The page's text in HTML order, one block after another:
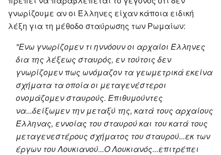
γνωρίζουμε αν οι Έλληνες είχαν κάποια ειδική
λέξη για τη μέθοδο σταύρωσης των Ρωμαίων:
"Eνω γνωρίζομεν τι ηννόουν οι αρχαίοι Έλληνες
δια της λέξεως σταυρός, εν τούτοις δεν
γνωρίζομεν πως ωνόμαζον τα γεωμετρικά εκείνα
σχήματα τα οποία οι μεταγενέστεροι
ονομάζομεν σταυρούς. Επιθυμούντες
να...δείξωμεν την μεταξύ της, κατά τους αρχαίους
Έλληνας, εννοίας του σταυρού και του κατά τους
μεταγενεστέρους σχήματος του σταυρού...εκ των
έργων του Λουκιανού...Ο Λουκιανός...επιτρέπει